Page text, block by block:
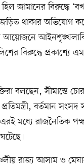
জামানের বিরুদ্ধে
জড়িত থাকার অভিযোগ
আয়োজনে
বিরুদ্ধে প্রকাশ্যে
বলছেন, সীমান্তে
প্রতিমন্ত্রী, বর্তমান
মধ্যে রাজনৈতিক
রাজ্য আসাম ও